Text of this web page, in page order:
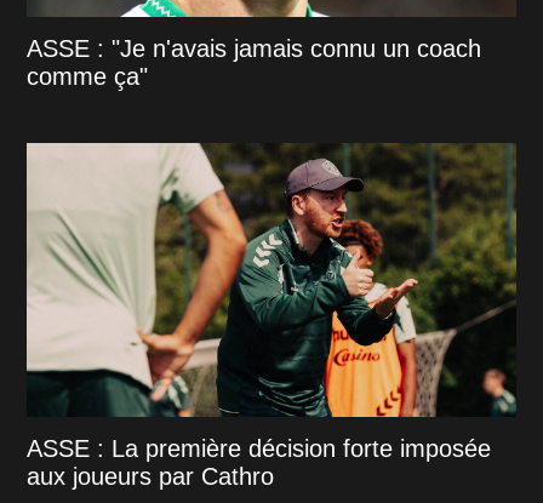
ASSE : "Je n'avais jamais connu un coach
comme ça"
ASSE : La première décision forte imposée
aux joueurs par Cathro